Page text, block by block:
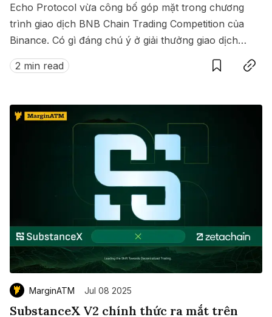
Echo Protocol vừa công bố góp mặt trong chương
trình giao dịch BNB Chain Trading Competition của
Binance. Có gì đáng chú ý ở giải thưởng giao dịch
này?
2 min read
SaveCopy link
MarginATM Jul 08 2025
SubstanceX V2 chính thức ra mắt trên